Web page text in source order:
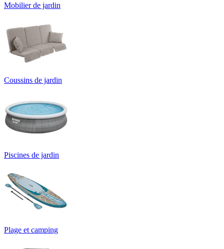
Mobilier de jardin
Coussins de jardin
Piscines de jardin
Plage et camping